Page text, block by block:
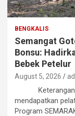
BENGKALIS
Semangat
Bonsu:
Bebek Petelur
August 5, 2026
Keterangan
mendapatkan
Program